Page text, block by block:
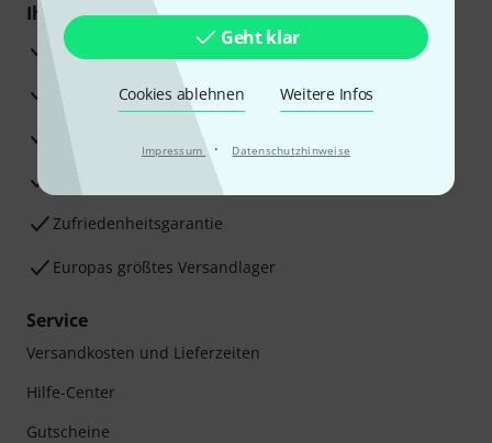
Geht klar
Cookies ablehnen Weitere Infos
Impressum · Datenschutzhinweise
Ihre Vorteile
3 Jahre Thomann Garantie
30 Tage Money-Back-Garantie
Beratung durch Fachexperten
Zufriedenheitsgarantie
Europas größtes Versandlager
Service
Versandkosten und Lieferzeiten
Hilfe-Center
Gutscheine